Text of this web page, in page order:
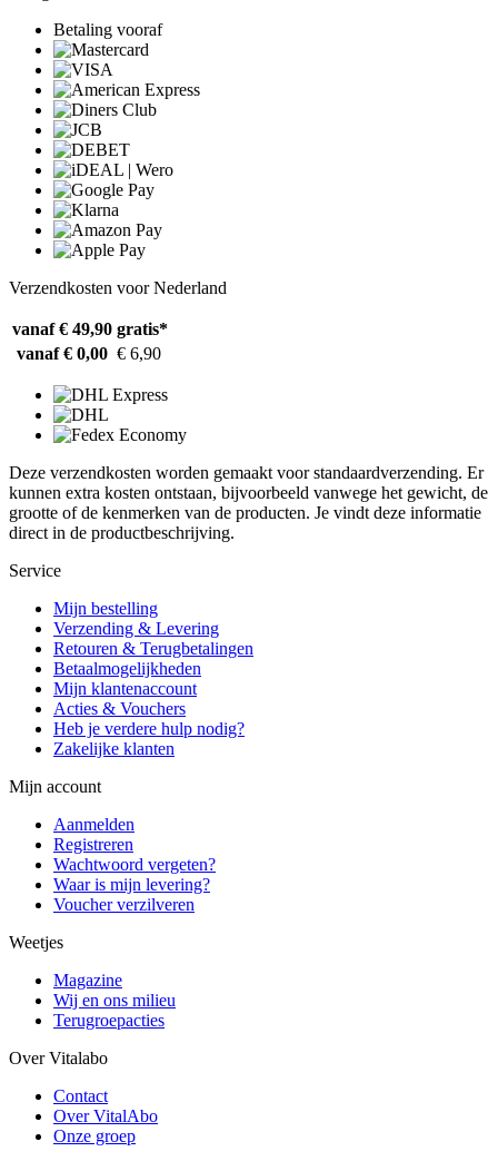
Betaling vooraf
Verzendkosten voor Nederland
vanaf € 49,90 gratis*
vanaf € 0,00 € 6,90
Deze verzendkosten worden gemaakt voor standaardverzending. Er
kunnen extra kosten ontstaan, bijvoorbeeld vanwege het gewicht, de
grootte of de kenmerken van de producten. Je vindt deze informatie
direct in de productbeschrijving.
Service
Mijn bestelling
Verzending & Levering
Retouren & Terugbetalingen
Betaalmogelijkheden
Mijn klantenaccount
Acties & Vouchers
Heb je verdere hulp nodig?
Zakelijke klanten
Mijn account
Aanmelden
Registreren
Wachtwoord vergeten?
Waar is mijn levering?
Voucher verzilveren
Weetjes
Magazine
Wij en ons milieu
Terugroepacties
Over Vitalabo
Contact
Over VitalAbo
Onze groep